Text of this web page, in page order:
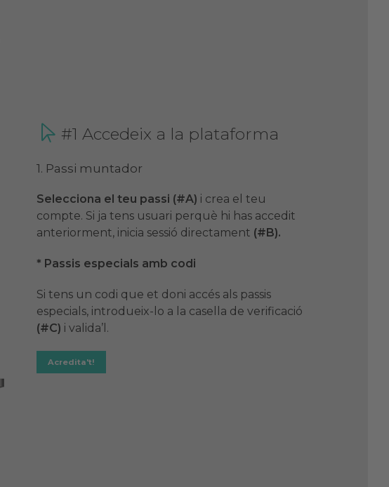
#1 Accedeix a la plataforma
1. Passi muntador
Selecciona el teu passi (#A) i crea el teu
compte. Si ja tens usuari perquè hi has accedit
anteriorment, inicia sessió directament (#B).
* Passis especials amb codi
Si tens un codi que et doni accés als passis
especials, introdueix-lo a la casella de verificació
(#C) i valida’l.
Acredita't!